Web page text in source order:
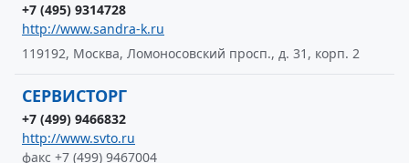
+7 (495) 9314728
http://www.sandra-k.ru
119192, Москва, Ломоносовский просп., д. 31, корп. 2
СЕРВИСТОРГ
+7 (499) 9466832
http://www.svto.ru
факс +7 (499) 9467004